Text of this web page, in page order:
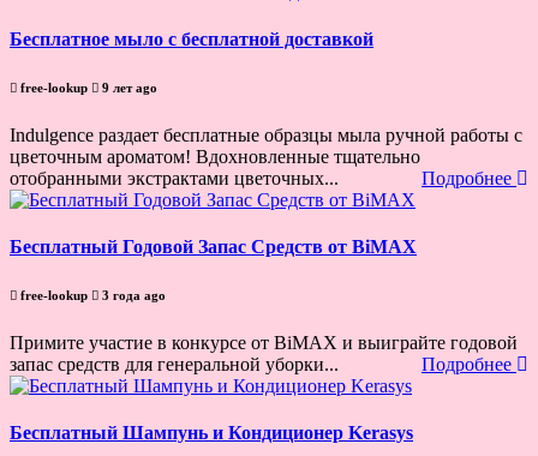
Бесплатное мыло с бесплатной доставкой
free-lookup 9 лет ago
Indulgence раздает бесплатные образцы мыла ручной работы с
цветочным ароматом! Вдохновленные тщательно
отобранными экстрактами цветочных...
Подробнее
Бесплатный Годовой Запас Средств от BiMAX
free-lookup 3 года ago
Примите участие в конкурсе от BiMAX и выиграйте годовой
запас средств для генеральной уборки...
Подробнее
Бесплатный Шампунь и Кондиционер Kerasys